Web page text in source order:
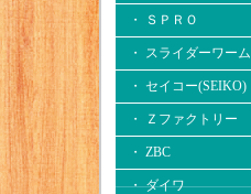
・ ＳＰＲＯ
・ スライダーワーム
・ セイコー(SEIKO)
・ Ｚファクトリー
・ ZBC
・ ダイワ